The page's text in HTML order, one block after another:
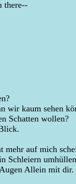
there--
wir kaum sehen
Schatten wollen?
mehr auf mich
Schleiern
Allein mit dir.